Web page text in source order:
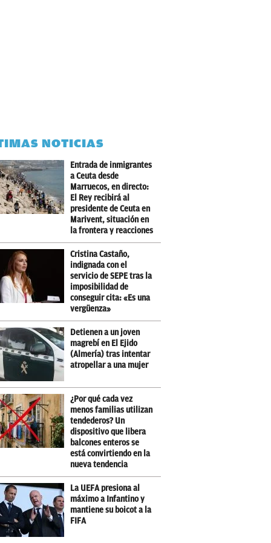
NOTICIAS
Entrada de inmigrantes
a Ceuta desde
Marruecos, en directo:
El Rey recibirá al
presidente de Ceuta en
Marivent, situación en
la frontera y reacciones
Cristina Castaño,
indignada con el
servicio de SEPE tras la
imposibilidad de
conseguir cita: «Es una
vergüenza»
Detienen a un joven
magrebí en El Ejido
(Almería) tras intentar
atropellar a una mujer
¿Por qué cada vez
menos familias utilizan
tendederos? Un
dispositivo que libera
balcones enteros se
está convirtiendo en la
nueva tendencia
La UEFA presiona al
máximo a Infantino y
mantiene su boicot a la
FIFA